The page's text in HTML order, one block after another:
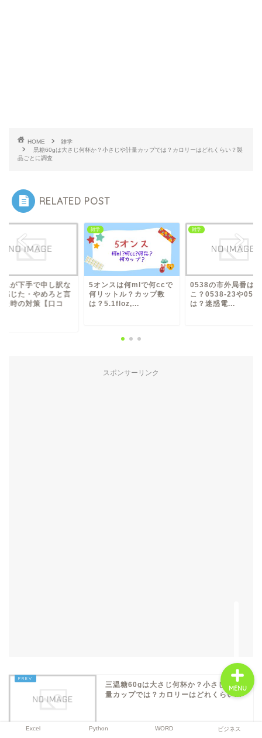
HOME
雑学
黒糖60gは大さじ何杯か？小さじや計量カップでは？カロリーはどれくらい？製
品ごとに調査
RELATED POST
ムが下手で申し訳な
感じた・やめろと言
た時の対策【口コ
雑学
5オンスは何mlで何ccで
何リットル？カップ数
は？5.1floz,...
雑学
0538の市外局番はど
こ？0538-23や
は？迷惑電...
スポンサーリンク
三温糖60gは大さじ何杯か？小さじや計
量カップでは？カロリーはどれくらい...
Excel Python WORD ビジネス
MENU